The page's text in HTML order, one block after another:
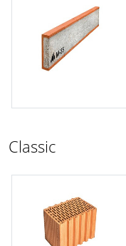
Classic